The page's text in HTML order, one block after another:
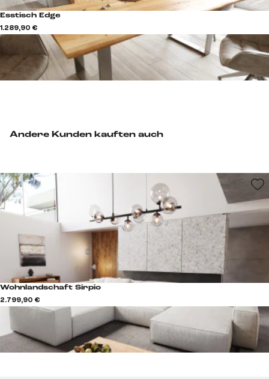
Andere Kunden kauften auch
Wohnlandschaft Sirpio
2.799,90 €
Esstisch Edge
1.289,90 €